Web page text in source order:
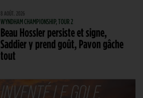
8 AOÛT. 2026
WYNDHAM CHAMPIONSHIP, TOUR 2
Beau Hossler persiste et signe,
Saddier y prend goût, Pavon gâche
tout